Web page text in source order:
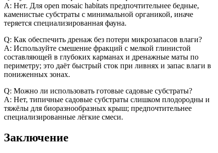
A: Нет. Для open mosaic habitats предпочтительнее бедные,
каменистые субстраты с минимальной органикой, иначе
теряется специализированная фауна.
Q: Как обеспечить дренаж без потери микрозапасов влаги?
A: Используйте смешение фракций с мелкой глинистой
составляющей в глубоких карманах и дренажные маты по
периметру; это даёт быстрый сток при ливнях и запас влаги в
пониженных зонах.
Q: Можно ли использовать готовые садовые субстраты?
A: Нет, типичные садовые субстраты слишком плодородны и
тяжёлы для биоразнообразных крыш; предпочтительнее
специализированные лёгкие смеси.
Заключение